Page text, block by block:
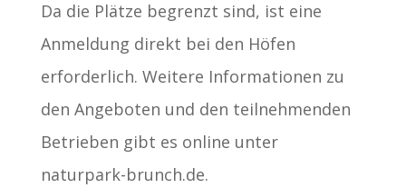
Da die Plätze begrenzt sind, ist eine
Anmeldung direkt bei den Höfen
erforderlich. Weitere Informationen zu
den Angeboten und den teilnehmenden
Betrieben gibt es online unter
naturpark-brunch.de.